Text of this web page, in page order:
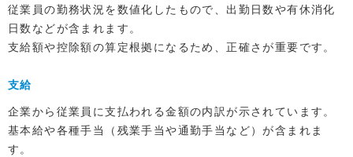
従業員の勤務状況を数値化したもので、出勤日数や有休消化
日数などが含まれます。
支給額や控除額の算定根拠になるため、正確さが重要です。
支給
企業から従業員に支払われる金額の内訳が示されています。
基本給や各種手当（残業手当や通勤手当など）が含まれま
す。